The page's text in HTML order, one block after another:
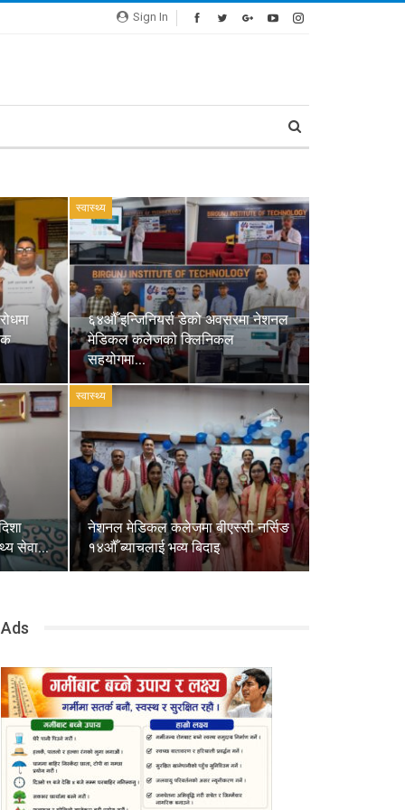
Sign In
स्वास्थ्य
६४औँ इन्जिनियर्स डेको अवसरमा नेशनल
मेडिकल कलेजको क्लिनिकल
सहयोगमा…
सेवा…
स्वास्थ्य
नेशनल मेडिकल कलेजमा बीएस्सी नर्सिङ
१४औँ ब्याचलाई भव्य बिदाइ
Ads